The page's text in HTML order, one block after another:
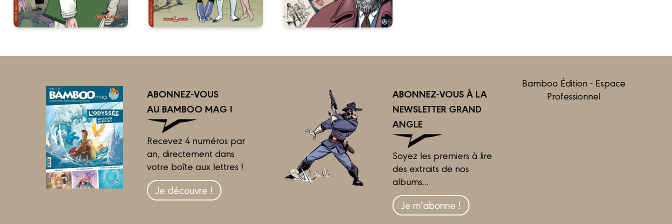
ABONNEZ-VOUS
AU BAMBOO MAG !
Recevez 4 numéros par
an, directement dans
votre boîte aux lettres !
Je découvre !
ABONNEZ-VOUS À LA
NEWSLETTER GRAND
ANGLE
Soyez les premiers à lire
des extraits de nos
albums...
Je m'abonne !
Bamboo Édition - Espace
Professionnel